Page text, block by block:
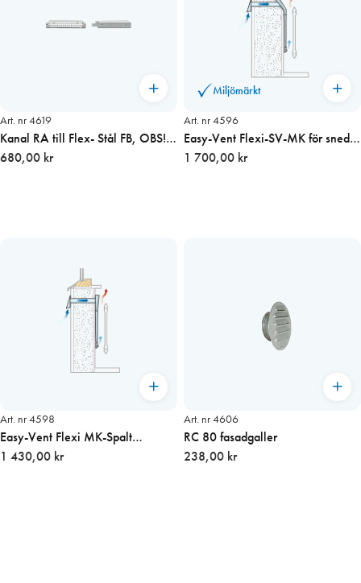
Art. nr 4619
Kanal RA till Flex- Stål FB, OBS!
Måttbeställs!
680,00 kr
Miljömärkt
Art. nr 4596
Easy-Vent Flexi-SV-MK för sned
vägg inkl filter
1 700,00 kr
Art. nr 4598
Easy-Vent Flexi MK-Spalt
inomhusdel 400 mm
1 430,00 kr
Art. nr 4606
RC 80 fasadgaller
238,00 kr